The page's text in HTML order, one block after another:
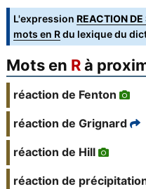
L'expression REACTION DE
mots en Rdu lexique du
Mots en Rà
réaction de Fenton
réaction de Grignard
réaction de Hill
réaction de